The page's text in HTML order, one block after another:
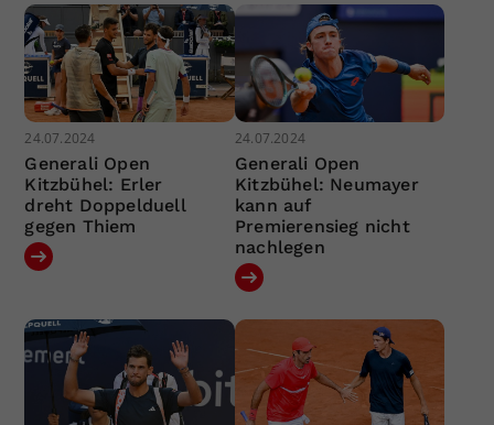
24.07.2024
Generali Open
Kitzbühel: Erler
dreht Doppelduell
gegen Thiem
24.07.2024
Generali Open
Kitzbühel: Neumayer
kann auf
Premierensieg nicht
nachlegen